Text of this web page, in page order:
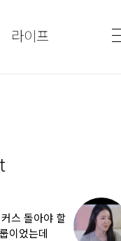
라이프
스 돌아야 할
이었는데